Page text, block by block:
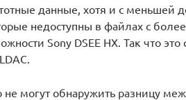
данные, хотя и с меньшей
недоступны в файлах с
Sony DSEE HX. Так что это
могут обнаружить разницу